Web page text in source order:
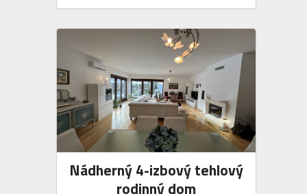
Nádherný 4-izbový tehlový
rodinný dom